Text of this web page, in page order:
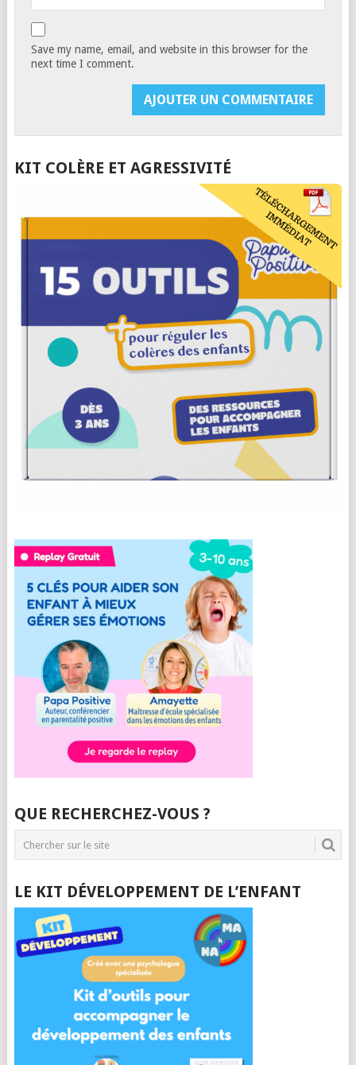
Save my name, email, and website in this browser for the
next time I comment.
KIT COLÈRE ET AGRESSIVITÉ
QUE RECHERCHEZ-VOUS ?
LE KIT DÉVELOPPEMENT DE L’ENFANT